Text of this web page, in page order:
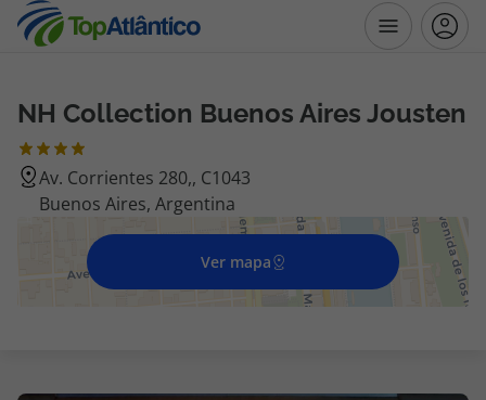
Destinos
Voos
Voos + Hotel
NH Collection Buenos Aires Jousten
Av. Corrientes 280,, C1043
Buenos Aires, Argentina
Ver mapa